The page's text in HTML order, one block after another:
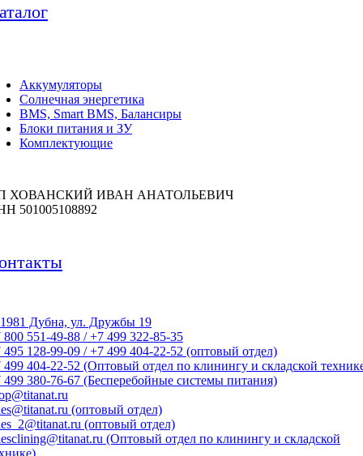
Аккумуляторы
Солнечная энергетика
BMS, Smart BMS, Балансиры
Блоки питания и ЗУ
Комплектующие
ХОВАНСКИЙ ИВАН АНАТОЛЬЕВИЧ
501005108892
Дубна, ул. Дружбы 19
800 551-49-88 / +7 499 322-85-35
495 128-99-09 / +7 499 404-22-52 (оптовый отдел)
499 404-22-52 (Оптовый отдел по клинингу и складской
499 380-76-67 (Бесперебойные системы питания)
(оптовый отдел)
(оптовый отдел)
(Оптовый отдел по клинингу и складской